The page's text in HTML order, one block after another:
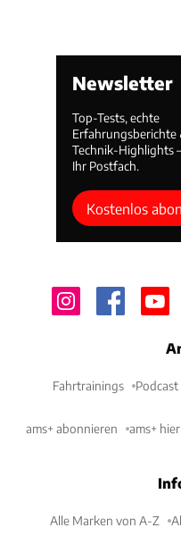
Newsletter
Top-Tests, echte
Erfahrungsberichte
Technik-Highlights
Ihr Postfach.
Kostenlos
Fahrtrainings Podcast
ams+ abonnieren ams+
Alle Marken von A-Z